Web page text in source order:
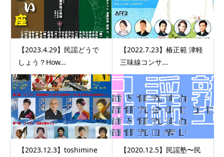
【2023.4.29】民謡どうで
しょう？How...
【2022.7.23】椿正範 津軽
三味線コンサ...
【2023.12.3】toshimine
【2020.12.5】民謡塾〜民